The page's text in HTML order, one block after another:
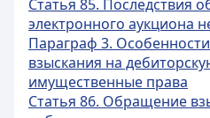
Статья 85. Последствия
электронного аукциона
Параграф 3.
взыскания на
имущественные права
Статья 86. Обращение